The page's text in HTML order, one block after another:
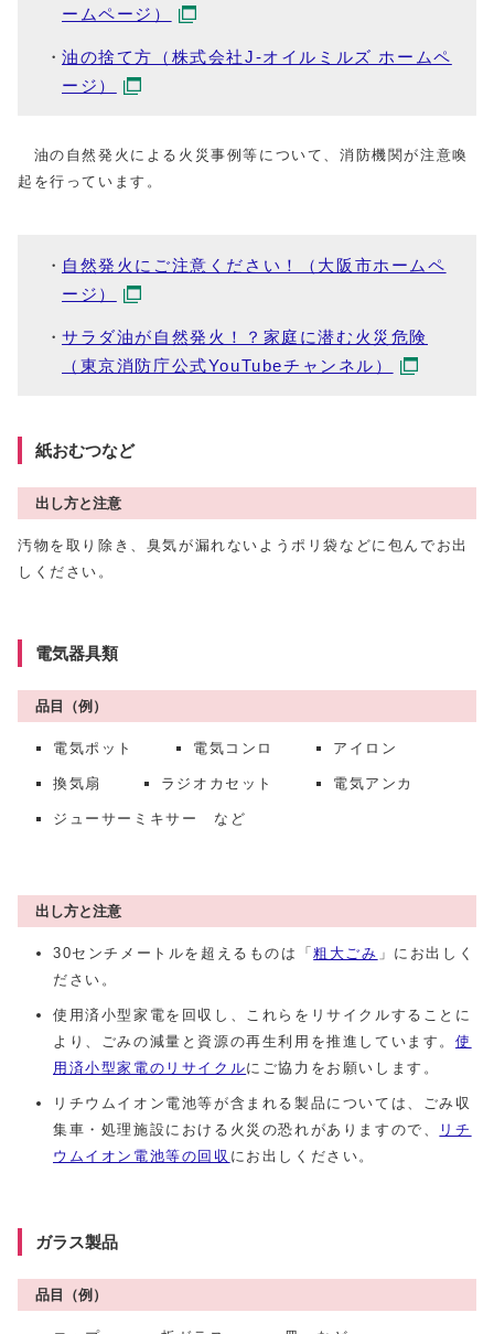
ームページ）
油の捨て方（株式会社J-オイルミルズ ホームペ
ージ）
油の自然発火による火災事例等について、消防機関が注意喚
起を行っています。
自然発火にご注意ください！（大阪市ホームペ
ージ）
サラダ油が自然発火！？家庭に潜む火災危険
（東京消防庁公式YouTubeチャンネル）
紙おむつなど
出し方と注意
汚物を取り除き、臭気が漏れないようポリ袋などに包んでお出
しください。
電気器具類
品目（例）
電気ポット 電気コンロ アイロン
換気扇 ラジオカセット 電気アンカ
ジューサーミキサー など
出し方と注意
30センチメートルを超えるものは「粗大ごみ 」にお出しく
ださい。
使用済小型家電を回収し、これらをリサイクルすることに
より、ごみの減量と資源の再生利用を推進しています。使
用済小型家電のリサイクルにご協力をお願いします。
リチウムイオン電池等が含まれる製品については、ごみ収
集車・処理施設における火災の恐れがありますので、
リチ
ウムイオン電池等の回収 にお出しください。
ガラス製品
品目（例）